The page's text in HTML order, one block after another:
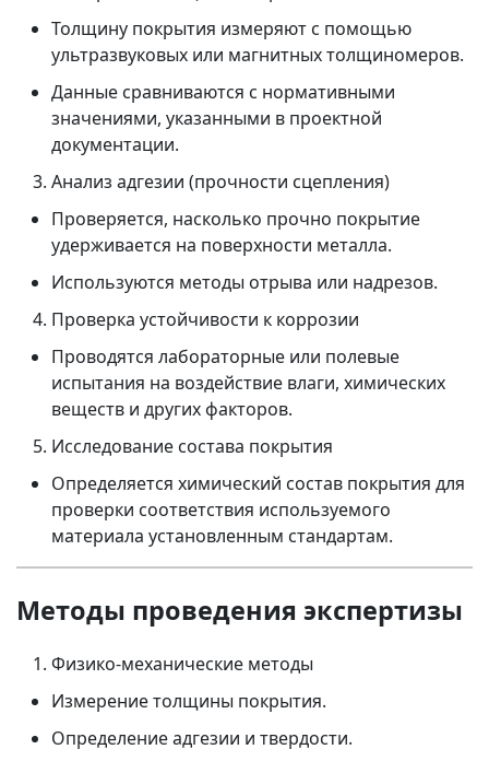
Толщину покрытия измеряют с помощью
ультразвуковых или магнитных толщиномеров.
Данные сравниваются с нормативными
значениями, указанными в проектной
документации.
Анализ адгезии (прочности сцепления)
Проверяется, насколько прочно покрытие
удерживается на поверхности металла.
Используются методы отрыва или надрезов.
Проверка устойчивости к коррозии
Проводятся лабораторные или полевые
испытания на воздействие влаги, химических
веществ и других факторов.
Исследование состава покрытия
Определяется химический состав покрытия для
проверки соответствия используемого
материала установленным стандартам.
Методы проведения экспертизы
Физико-механические методы
Измерение толщины покрытия.
Определение адгезии и твердости.